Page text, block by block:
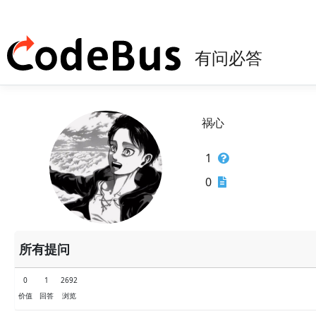
有问必答
祸心
1
0
所有提问
0
价值
1
回答
2692
浏览